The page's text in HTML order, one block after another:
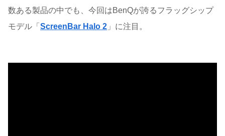
数ある製品の中でも、今回はBenQが誇るフラッグシップ
モデル「 ScreenBar Halo 2 」に注目。